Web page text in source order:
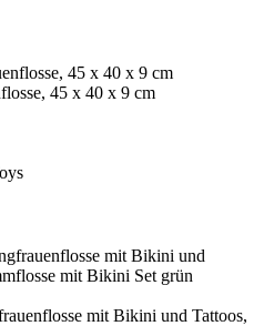
45 x 40 x 9 cm
mit Bikini und Tattoos,